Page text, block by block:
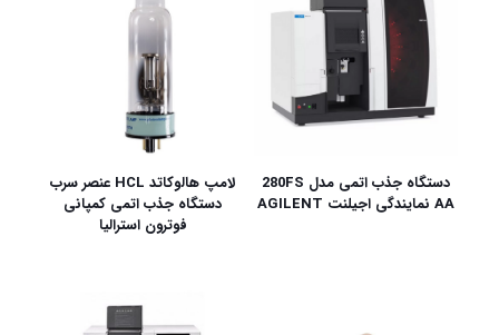
دستگاه جذب اتمی مدل 280FS
AA نمایندگی اجیلنت AGILENT
لامپ هالوکاتد HCL عنصر سرب
دستگاه جذب اتمی کمپانی
فوترون استرالیا